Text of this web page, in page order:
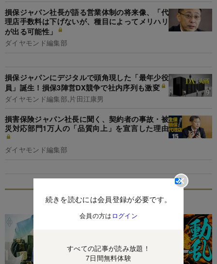
続きを読むには会員登録が必要です。
会員の方は ログイン
すべての記事が読み放題！
7日間無料体験
損保ジャパン社長が語る営業体制の将来像、「代
理店手数料は下げないが、種目によってメリハリ
が出る可能性」
ダイヤモンド編集部
損保ジャパンにデジタルで頭角現した「最年少役
員」誕生！損保3陣営DX競争で社内序列も激変
ダイヤモンド編集部,片田江康男
損害保険ジャパン社長に聞く、契約者の事故・被
災対応部門1万人の「品質向上」を宣言した理由
ダイヤモンド編集部
特集